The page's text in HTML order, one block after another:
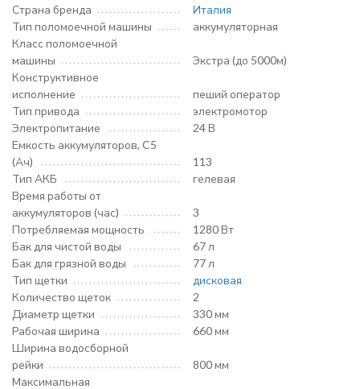
Страна бренда
Италия
Тип поломоечной машины
аккумуляторная
Класс поломоечной
машины
Экстра (до 5000м)
Конструктивное
исполнение
пеший оператор
Тип привода
электромотор
Электропитание
24 В
Емкость аккумуляторов, C5
(Ач)
113
Тип АКБ
гелевая
Время работы от
аккумуляторов (час)
3
Потребляемая мощность
1280 Вт
Бак для чистой воды
67 л
Бак для грязной воды
77 л
Тип щетки
дисковая
Количество щеток
2
Диаметр щетки
330 мм
Рабочая ширина
660 мм
Ширина водосборной
рейки
800 мм
Максимальная